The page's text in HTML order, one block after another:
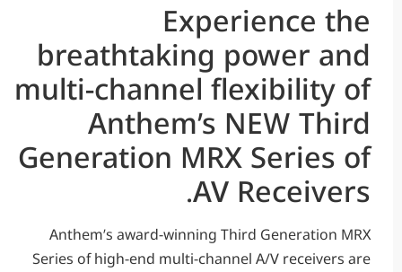
Experience
breathtaking power
multi-channel
Anthem’s NEW
Generation MRX
AV
Anthem’s award-winning Third
Series of high-end multi-channel A/V